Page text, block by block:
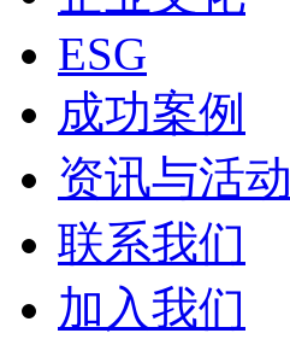
ESG
成功案例
资讯与活动
联系我们
加入我们